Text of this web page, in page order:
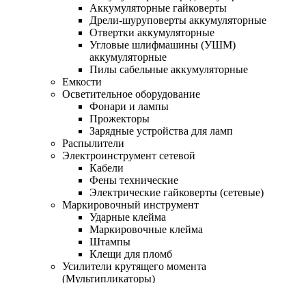
Аккумуляторные гайковерты
Дрели-шуруповерты аккумуляторные
Отвертки аккумуляторные
Угловые шлифмашины (УШМ)
аккумуляторные
Пилы сабельные аккумуляторные
Емкости
Осветительное оборудование
Фонари и лампы
Прожекторы
Зарядные устройства для ламп
Распылители
Электроинструмент сетевой
Кабели
Фены технические
Электрические гайковерты (сетевые)
Маркировочный инструмент
Ударные клейма
Маркировочные клейма
Штампы
Клещи для пломб
Усилители крутящего момента
(Мультипликаторы)